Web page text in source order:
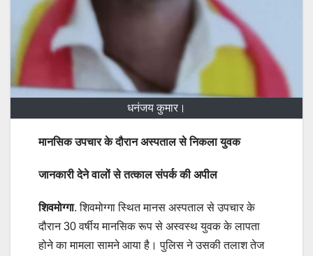
धनंजय कुमार।
मानसिक उपचार के दौरान अस्पताल से निकला युवक
जानकारी देने वालों से तत्काल संपर्क की अपील
शिवमोग्गा. शिवमोग्गा स्थित मानस अस्पताल से उपचार के
दौरान 30 वर्षीय मानसिक रूप से अस्वस्थ युवक के लापता
होने का मामला सामने आया है। पुलिस ने उसकी तलाश तेज